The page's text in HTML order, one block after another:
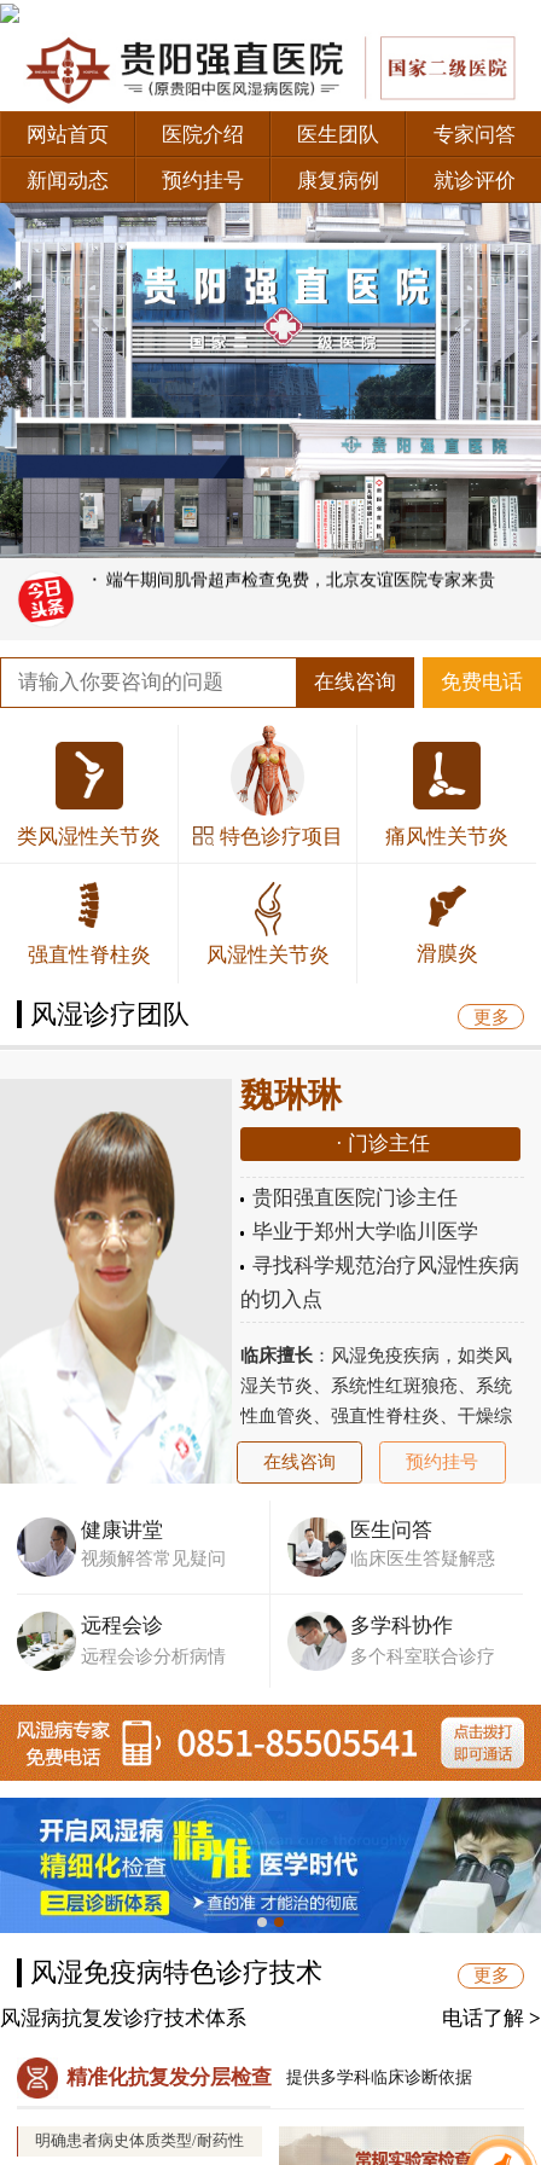
网站首页 医院介绍 医生团队
专家问答
新闻动态
预约挂号 康复病例 就诊评价
· 如何正确认识强直性脊柱炎？
· 患者福音！北京积水潭医院黄彦弘教授联合贵阳强直
·
贵阳类风湿专科医院有哪些 治疗类风湿有哪些好的
·
新妈妈为什么会易得产后风湿？
端午期间肌骨超声检查免费，北京友谊医院专家来贵
在线咨询 免费电话
类风湿性关节炎 特色诊疗项目 痛风性关节炎
强直性脊柱炎 风湿性关节炎 滑膜炎
风湿诊疗团队 更多
魏琳琳
· 门诊主任
贵阳强直医院门诊主任
毕业于郑州大学临川医学
寻找科学规范治疗风湿性疾病
的切入点
临床擅长：风湿免疫疾病，如类风
湿关节炎、系统性红斑狼疮、系统
性血管炎、强直性脊柱炎、干燥综
合征、老年性骨关节炎、骨质疏松
等...【详细】
在线咨询 预约挂号
健康讲堂
视频解答常见疑问
医生问答
临床医生答疑解惑
远程会诊
远程会诊分析病情
多学科协作
多个科室联合诊疗
风湿免疫病特色诊疗技术 更多
风湿病抗复发诊疗技术体系 电话了解 >
精准化抗复发分层检查 提供多学科临床诊断依据
明确患者病史体质类型/耐药性